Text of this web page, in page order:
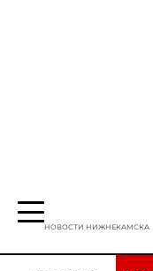
НОВОСТИ НИЖНЕКАМСКА